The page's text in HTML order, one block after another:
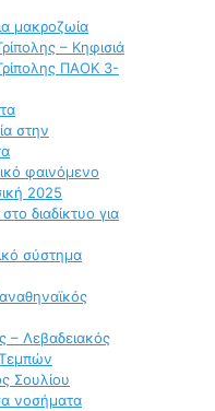
μακροζωία
– Κηφισιά
ΠΑΟΚ 3-
στην
φαινόμενο
2025
διαδίκτυο για
σύστημα
– Λεβαδειακός
Σουλίου
νοσήματα